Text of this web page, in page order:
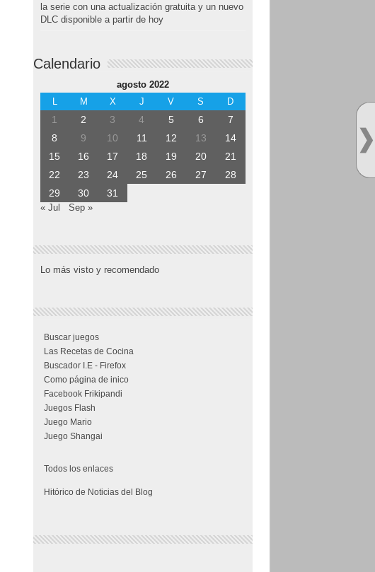
la serie con una actualización gratuita y un nuevo
DLC disponible a partir de hoy
Calendario
agosto 2022
L
M X J V S D
1 2 3 4 5 6
7
8
9 10 11 12 13
14
15
16 17 18 19 20
21
22
23 24 25 26 27
28
29
30 31
« Jul Sep »
Lo más visto y recomendado
Buscar juegos
Las Recetas de Cocina
Buscador I.E - Firefox
Como página de inico
Facebook Frikipandi
Juegos Flash
Juego Mario
Juego Shangai
Todos los enlaces
Hitórico de Noticias del Blog